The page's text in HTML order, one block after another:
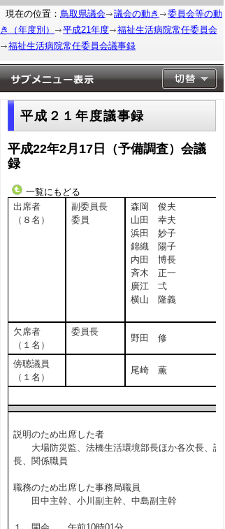
現在の位置： 鳥取県議会 議会の動き
委員会等の動
き（年度別）
平成21年度
福祉生活病院常任委員会
福祉生活病院常任委員会議事録
平成２１年度議事録
平成22年2月17日（予備調査）会議
録
一覧にもどる
出席者
（８名）
副委員長
委員
森岡 俊夫
山田 幸夫
浜田 妙子
錦織 陽子
内田 博長
斉木 正一
廣江 弌
横山 隆義
欠席者
（１名）
委員長
野田 修
傍聴議員
（１名）
尾崎 薫
説明のため出席した者
大場防災監、法橋生活環境部長ほか各次長、課
長、関係職員
職務のため出席した事務局職員
田中主幹、小川副主幹、中島副主幹